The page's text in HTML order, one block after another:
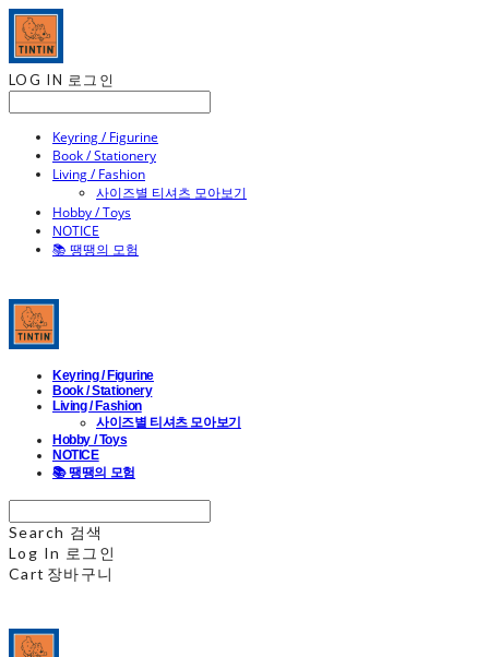
LOG IN 로그인
Keyring / Figurine
Book / Stationery
Living / Fashion
사이즈별 티셔츠 모아보기
Hobby / Toys
NOTICE
📚 땡땡의 모험
Keyring / Figurine
Book / Stationery
Living / Fashion
사이즈별 티셔츠 모아보기
Hobby / Toys
NOTICE
📚 땡땡의 모험
Search 검색
Log In 로그인
Cart 장바구니